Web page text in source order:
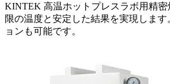
KINTEK 高温ホットプレスラボ用精
限の温度と安定した結果を実現しま
ョンも可能です。